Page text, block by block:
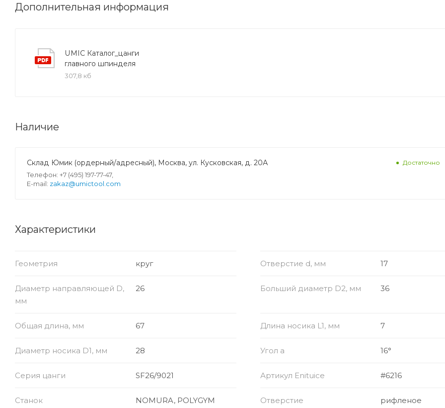
Дополнительная информация
UMIC Каталог_цанги
главного шпинделя
307,8 кб
Наличие
Склад Юмик (ордерный/адресный), Москва, ул. Кусковская, д. 20А
Телефон: +7 (495) 197-77-47,
E-mail: zakaz@umictool.com
Достаточно
Характеристики
Геометрия круг Отверстие d, мм 17
Диаметр направляющей D,
мм
26 Больший диаметр D2, мм 36
Общая длина, мм 67 Длина носика L1, мм 7
Диаметр носика D1, мм 28 Угол a 16°
Серия цанги SF26/9021 Артикул Enituice #6216
Станок NOMURA, POLYGYM Отверстие рифленое